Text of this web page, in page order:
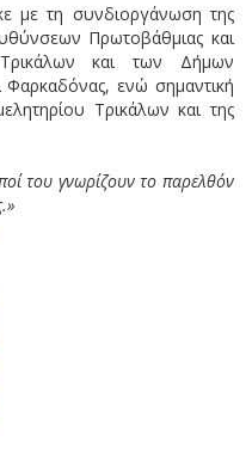
με τη συνδιοργάνωση της
Πρωτοβάθμιας και
Τρικάλων και των Δήμων
ενώ σημαντική
Τρικάλων και της
του γνωρίζουν το παρελθόν